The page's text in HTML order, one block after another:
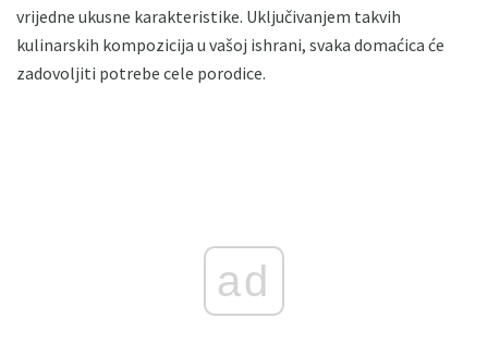
vrijedne ukusne karakteristike. Uključivanjem takvih
kulinarskih kompozicija u vašoj ishrani, svaka domaćica će
zadovoljiti potrebe cele porodice.
ad